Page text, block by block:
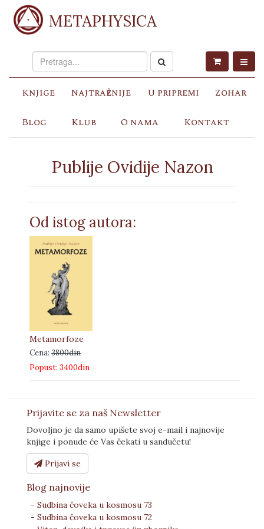
METAPHYSICA
Knjige Najtraženije U pripremi Zohar
Blog Klub O nama Kontakt
Publije Ovidije Nazon
Od istog autora:
Metamorfoze
Cena: 3800din
Popust: 3400din
Prijavite se za naš Newsletter
Dovoljno je da samo upišete svoj e-mail i najnovije
knjige i ponude će Vas čekati u sandučetu!
Prijavi se
Blog najnovije
- Sudbina čoveka u kosmosu 73
- Sudbina čoveka u kosmosu 72